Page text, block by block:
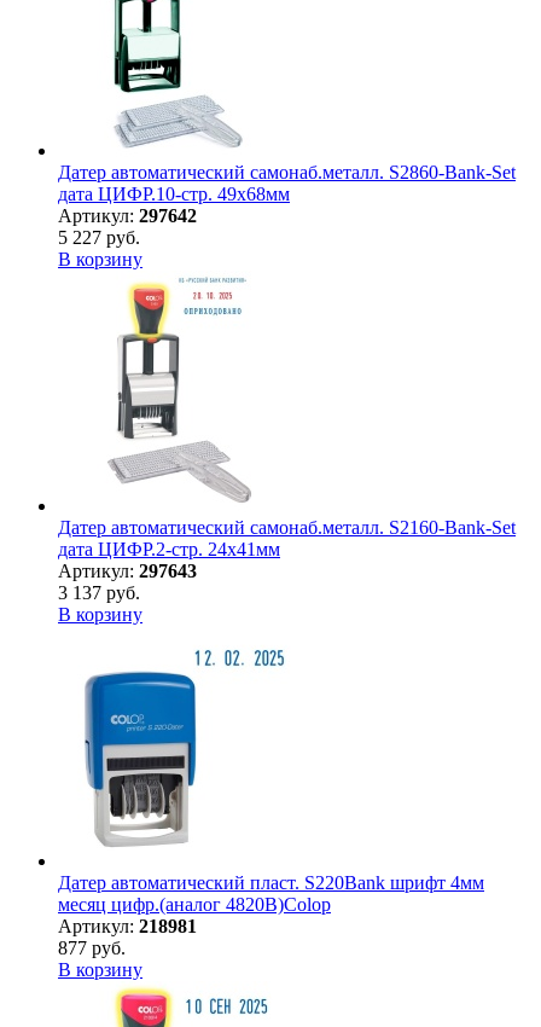
Датер автоматический самонаб.металл. S2860-Bank-Set
дата ЦИФР.10-стр. 49х68мм
Артикул: 297642
5 227 руб.
В корзину
Датер автоматический самонаб.металл. S2160-Bank-Set
дата ЦИФР.2-стр. 24х41мм
Артикул: 297643
3 137 руб.
В корзину
Датер автоматический пласт. S220Bank шрифт 4мм
месяц цифр.(аналог 4820B)Colop
Артикул: 218981
877 руб.
В корзину